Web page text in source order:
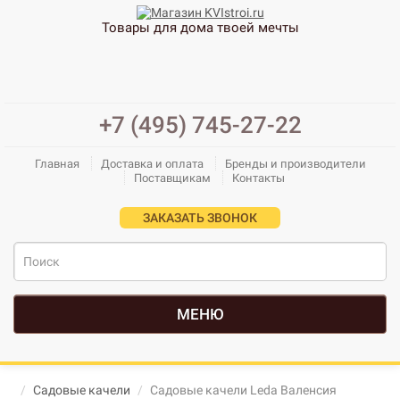
Товары для дома твоей мечты
+7 (495) 745-27-22
Главная Доставка и оплата
Бренды и производители
Поставщикам
Контакты
ЗАКАЗАТЬ ЗВОНОК
МЕНЮ
Садовые качели Садовые качели Leda Валенсия